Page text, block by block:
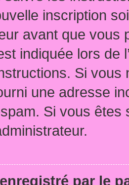
inscription
avant que
indiquée lors de
Si vous
une adresse
Si vous êtes
par le